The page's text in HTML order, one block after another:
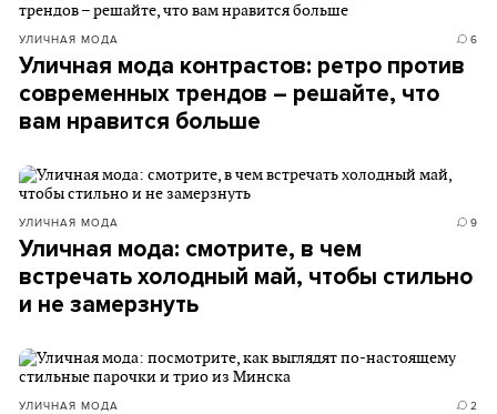
УЛИЧНАЯ МОДА 6
Уличная мода контрастов: ретро против
современных трендов – решайте, что
вам нравится больше
УЛИЧНАЯ МОДА 9
Уличная мода: смотрите, в чем
встречать холодный май, чтобы стильно
и не замерзнуть
УЛИЧНАЯ МОДА 2